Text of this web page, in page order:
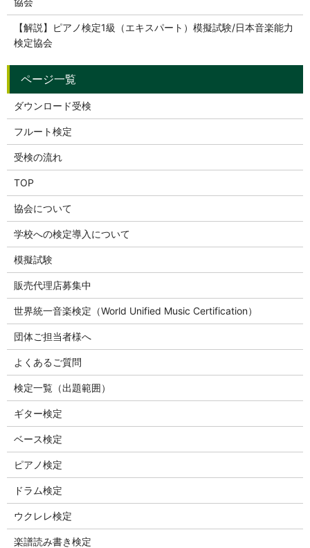
【解説】ピアノ検定1級（エキスパート）模擬試験/日本音楽能力
検定協会
ダウンロード受検
フルート検定
受検の流れ
TOP
協会について
学校への検定導入について
模擬試験
販売代理店募集中
世界統一音楽検定（World Unified Music Certification）
団体ご担当者様へ
よくあるご質問
検定一覧（出題範囲）
ギター検定
ベース検定
ピアノ検定
ドラム検定
ウクレレ検定
楽譜読み書き検定